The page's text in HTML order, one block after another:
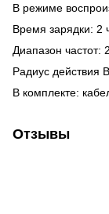
В режиме
Время зарядки: 2
Диапазон частот:
Радиус действия
В комплекте:
Отзывы